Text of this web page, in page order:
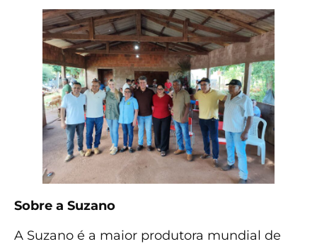
Sobre a Suzano
A Suzano é a maior produtora mundial de